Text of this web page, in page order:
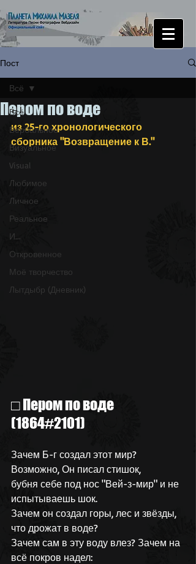
Пост
Всё
Вербальное
Визуальное
Visual
Любимое
Личное
Реальное
И...
Откровенное
Моё творчество
Лытдыбр (Дневник)
Всё
Пером по воде
из 25-го хронологического
сборника "Возвращение к В."
□ Пером по воде
(1864#2101)
Зачем Б-г создал этот мир?
Возможно, Он писал стишок,
бубня себе под нос "Вей-з-мир" и не
испытываешь шок.
Зачем он создал горы, лес и звёзды,
что дрожат в воде?
Зачем сам в эту воду влез? Зачем на
всё покров надел: